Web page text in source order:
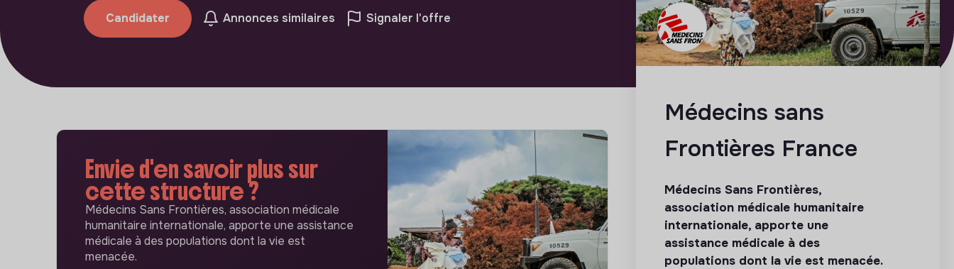
Candidater Annonces similaires Signaler l'offre
Envie d'en savoir plus sur
cette structure ?
Médecins Sans Frontières, association médicale
humanitaire internationale, apporte une assistance
médicale à des populations dont la vie est
menacée.
Médecins sans
Frontières France
Médecins Sans Frontières,
association médicale humanitaire
internationale, apporte une
assistance médicale à des
populations dont la vie est menacée.